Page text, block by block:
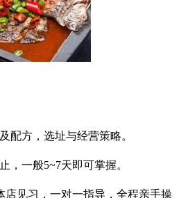
配方，选址与经营策略。
，一般5~7天即可掌握。
店见习，一对一指导，全程亲手操